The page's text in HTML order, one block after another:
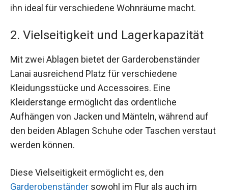
ihn ideal für verschiedene Wohnräume macht.
2. Vielseitigkeit und Lagerkapazität
Mit zwei Ablagen bietet der Garderobenständer
Lanai ausreichend Platz für verschiedene
Kleidungsstücke und Accessoires. Eine
Kleiderstange ermöglicht das ordentliche
Aufhängen von Jacken und Mänteln, während auf
den beiden Ablagen Schuhe oder Taschen verstaut
werden können.
Diese Vielseitigkeit ermöglicht es, den
Garderobenständer sowohl im Flur als auch im